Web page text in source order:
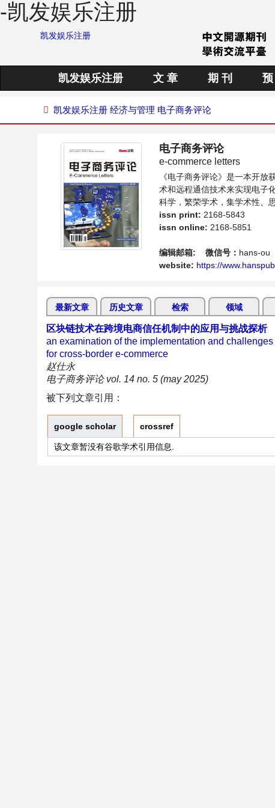
-凯发娱乐注册
凯发娱乐注册
凯发娱乐注册 文 章 期 刊
凯发娱乐注册 经济与管理 电子商务评论
电子商务评论
e-commerce letters
《电子商务评论》是一本开
术和远程通信技术来实现电子
科学，繁荣学术，集学术性、
论电子商务领域内不同方向问
issn print: 2168-5843
issn online: 2168-5851
编辑邮箱: 微信号： hans-ou
website: https://
最新文章 历史文章 检索 领域
区块链技术在跨境电商信任机制中的应用与挑战探析
an examination of the implementation and
for cross-border e-commerce
赵仕永
电子商务评论 vol. 14 no. 5 (may 2025)
被下列文章引用：
google scholar crossref
该文章暂没有谷歌学术引用信息.